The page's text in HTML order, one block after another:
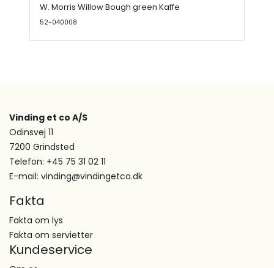
W. Morris Willow Bough green Kaffe
52-040008
Vinding et co A/S
Odinsvej 11
7200 Grindsted
Telefon: +45 75 31 02 11
E-mail: vinding@vindingetco.dk
Fakta
Fakta om lys
Fakta om servietter
Kundeservice